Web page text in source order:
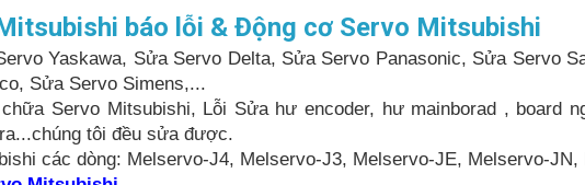
báo lỗi & Động cơ Servo Mitsubishi
Yaskawa, Sửa Servo Delta, Sửa Servo Panasonic, Sửa Servo
Sửa Servo Simens,...
Servo Mitsubishi, Lỗi Sửa hư encoder, hư mainborad , board
tôi đều sửa được.
các dòng: Melservo-J4, Melservo-J3, Melservo-JE, Melservo-